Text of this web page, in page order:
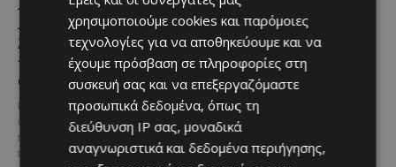
Αδειοδοτημένη
Ξενοδοχειακή Ανάπτυξη
και Πανοραμική Θέα της
Θάλασσας
Μια εξαιρετικά σπάνια
επενδυτική ευκαιρία
παρουσιάζεται στην παραλιακή
περιοχή του Αλαμινού, στην
Το έργο υλοποιείται στο πλαίσιο
του Προγράμματος Πολιτικής
Συνοχής «ΘΑΛΕΙΑ2021-2027», με
τη συγχρηματοδότησης της ΕΕ
Σε μία από τις...
χρησιμοποιούμε cookies και παρόμοιες
τεχνολογίες για να αποθηκεύουμε και να
έχουμε πρόσβαση σε πληροφορίες στη
συσκευή σας και να επεξεργαζόμαστε
προσωπικά δεδομένα, όπως τη
διεύθυνση IP σας, μοναδικά
αναγνωριστικά και δεδομένα περιήγησης,